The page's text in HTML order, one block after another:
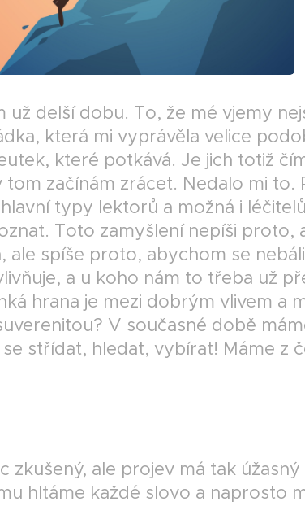
už delší dobu. To, že mé vjemy
která mi vyprávěla velice
které potkává. Je jich totiž
tom začínám zrácet. Nedalo mi to.
typy lektorů a možná i
Toto zamyšlení nepíši proto,
ale spíše proto, abychom se
a u koho nám to třeba už
hrana je mezi dobrým vlivem a
V současné době
střídat, hledat, vybírat! Máme z
zkušený, ale projev má tak úžasný
hltáme každé slovo a naprosto